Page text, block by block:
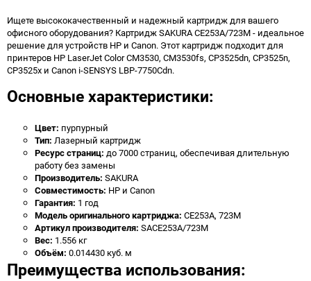
Ищете высококачественный и надежный картридж для вашего
офисного оборудования? Картридж SAKURA CE253A/723M - идеальное
решение для устройств HP и Canon. Этот картридж подходит для
принтеров HP LaserJet Color CM3530, CM3530fs, CP3525dn, CP3525n,
CP3525x и Canon i-SENSYS LBP-7750Cdn.
Основные характеристики:
Цвет: пурпурный
Тип: Лазерный картридж
Ресурс страниц: до 7000 страниц, обеспечивая длительную
работу без замены
Производитель: SAKURA
Совместимость: HP и Canon
Гарантия: 1 год
Модель оригинального картриджа: CE253A, 723M
Артикул производителя: SACE253A/723M
Вес: 1.556 кг
Объём: 0.014430 куб. м
Преимущества использования: